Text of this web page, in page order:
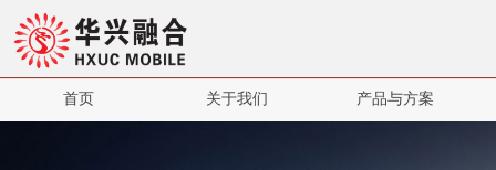
首页 关于我们 产品与方案